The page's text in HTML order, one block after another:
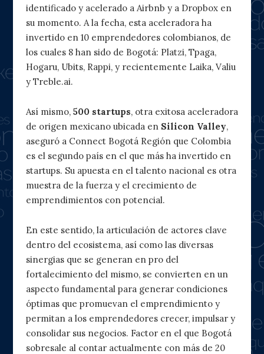
identificado y acelerado a Airbnb y a Dropbox en
su momento. A la fecha, esta aceleradora ha
invertido en 10 emprendedores colombianos, de
los cuales 8 han sido de Bogotá: Platzi, Tpaga,
Hogaru, Ubits, Rappi, y recientemente Laika, Valiu
y Treble.ai.
Así mismo, 500 startups, otra exitosa aceleradora
de origen mexicano ubicada en Silicon Valley,
aseguró a Connect Bogotá Región que Colombia
es el segundo país en el que más ha invertido en
startups. Su apuesta en el talento nacional es otra
muestra de la fuerza y el crecimiento de
emprendimientos con potencial.
En este sentido, la articulación de actores clave
dentro del ecosistema, así como las diversas
sinergias que se generan en pro del
fortalecimiento del mismo, se convierten en un
aspecto fundamental para generar condiciones
óptimas que promuevan el emprendimiento y
permitan a los emprendedores crecer, impulsar y
consolidar sus negocios. Factor en el que Bogotá
sobresale al contar actualmente con más de 20